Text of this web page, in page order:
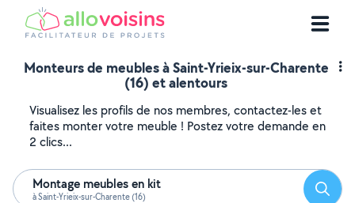
Monteurs de meubles à Saint-Yrieix-sur-Charente
(16) et alentours
Visualisez les profils de nos membres, contactez-les et
faites monter votre meuble ! Postez votre demande en
2 clics...
Montage meubles en kit
à Saint-Yrieix-sur-Charente (16)